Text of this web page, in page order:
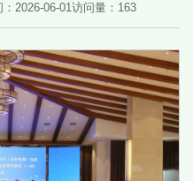
2026-06-01访问量： 163